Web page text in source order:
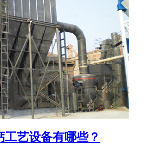
工艺设备有哪些？